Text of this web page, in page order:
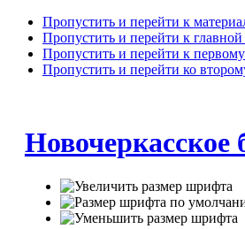
Пропустить и перейти к
Пропустить и перейти к
Пропустить и перейти к
Пропустить и перейти ко
Новочеркасское